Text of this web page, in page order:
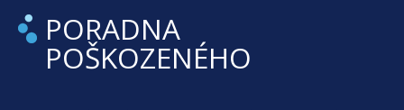
PORADNA
POŠKOZENÉHO